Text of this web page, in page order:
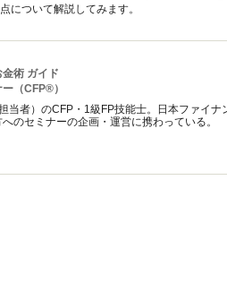
について解説してみます。
術 ガイド
（CFP®）
当者）のCFP・1級FP技能士。日本ファイ
のセミナーの企画・運営に携わっている。